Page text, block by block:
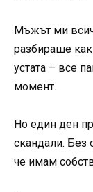
Мъжът ми
разбираше
устата – все
момент.
Но един ден
скандали. Без
че имам